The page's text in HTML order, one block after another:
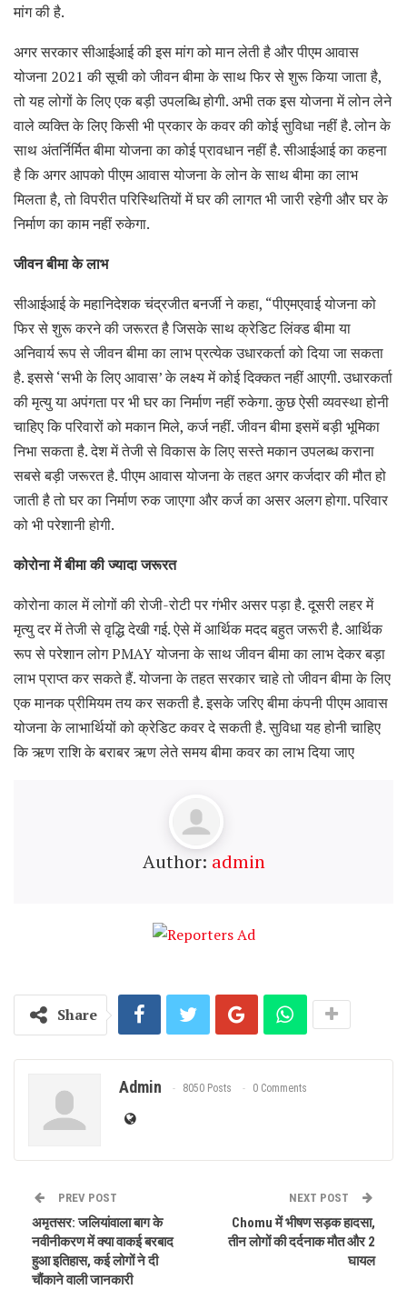
मांग की है.
अगर सरकार सीआईआई की इस मांग को मान लेती है और पीएम आवास
योजना 2021 की सूची को जीवन बीमा के साथ फिर से शुरू किया जाता है,
तो यह लोगों के लिए एक बड़ी उपलब्धि होगी. अभी तक इस योजना में लोन लेने
वाले व्यक्ति के लिए किसी भी प्रकार के कवर की कोई सुविधा नहीं है. लोन के
साथ अंतर्निर्मित बीमा योजना का कोई प्रावधान नहीं है. सीआईआई का कहना
है कि अगर आपको पीएम आवास योजना के लोन के साथ बीमा का लाभ
मिलता है, तो विपरीत परिस्थितियों में घर की लागत भी जारी रहेगी और घर के
निर्माण का काम नहीं रुकेगा.
जीवन बीमा के लाभ
सीआईआई के महानिदेशक चंद्रजीत बनर्जी ने कहा, “पीएमएवाई योजना को
फिर से शुरू करने की जरूरत है जिसके साथ क्रेडिट लिंक्ड बीमा या
अनिवार्य रूप से जीवन बीमा का लाभ प्रत्येक उधारकर्ता को दिया जा सकता
है. इससे ‘सभी के लिए आवास’ के लक्ष्य में कोई दिक्कत नहीं आएगी. उधारकर्ता
की मृत्यु या अपंगता पर भी घर का निर्माण नहीं रुकेगा. कुछ ऐसी व्यवस्था होनी
चाहिए कि परिवारों को मकान मिले, कर्ज नहीं. जीवन बीमा इसमें बड़ी भूमिका
निभा सकता है. देश में तेजी से विकास के लिए सस्ते मकान उपलब्ध कराना
सबसे बड़ी जरूरत है. पीएम आवास योजना के तहत अगर कर्जदार की मौत हो
जाती है तो घर का निर्माण रुक जाएगा और कर्ज का असर अलग होगा. परिवार
को भी परेशानी होगी.
कोरोना में बीमा की ज्यादा जरूरत
कोरोना काल में लोगों की रोजी-रोटी पर गंभीर असर पड़ा है. दूसरी लहर में
मृत्यु दर में तेजी से वृद्धि देखी गई. ऐसे में आर्थिक मदद बहुत जरूरी है. आर्थिक
रूप से परेशान लोग PMAY योजना के साथ जीवन बीमा का लाभ देकर बड़ा
लाभ प्राप्त कर सकते हैं. योजना के तहत सरकार चाहे तो जीवन बीमा के लिए
एक मानक प्रीमियम तय कर सकती है. इसके जरिए बीमा कंपनी पीएम आवास
योजना के लाभार्थियों को क्रेडिट कवर दे सकती है. सुविधा यह होनी चाहिए
कि ऋण राशि के बराबर ऋण लेते समय बीमा कवर का लाभ दिया जाए
Author: admin
Share
Admin 8050 Posts 0 Comments
PREV POST
अमृतसर: जलियांवाला बाग के
नवीनीकरण में क्या वाकई बरबाद
हुआ इतिहास, कई लोगों ने दी
चौंकाने वाली जानकारी
NEXT POST
Chomu में भीषण सड़क हादसा,
तीन लोगों की दर्दनाक मौत और 2
घायल